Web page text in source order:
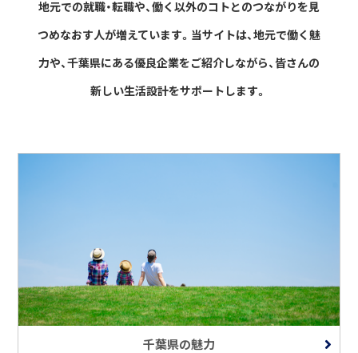
地元での就職・転職や、働く以外のコトとのつながりを見
つめなおす人が増えています。 当サイトは、地元で働く魅
力や、千葉県にある優良企業をご紹介しながら、皆さんの
新しい生活設計をサポートします。
千葉県の魅力